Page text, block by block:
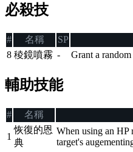
必殺技
# 名稱 SP
8 稜鏡噴霧 - Grant a
輔助技能
# 名稱
1
恢復的恩
典
When using an HP
target's